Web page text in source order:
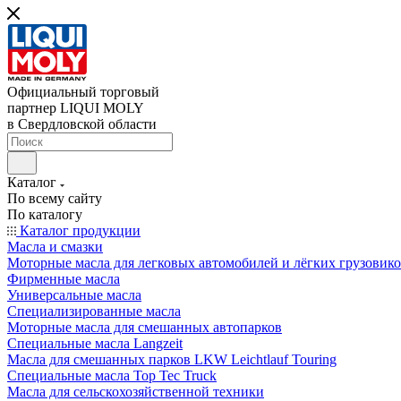
Официальный торговый
партнер LIQUI MOLY
в Свердловской области
Каталог
По всему сайту
По каталогу
Каталог продукции
Масла и смазки
Моторные масла для легковых автомобилей и лёгких
Фирменные масла
Универсальные масла
Специализированные масла
Моторные масла для смешанных автопарков
Специальные масла Langzeit
Масла для смешанных парков LKW Leichtlauf Touring
Специальные масла Top Tec Truck
Масла для сельскохозяйственной техники